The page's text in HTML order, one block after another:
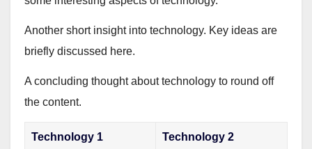
Another short insight into technology. Key ideas are
briefly discussed here.
A concluding thought about technology to round off
the content.
Technology 1 Technology 2